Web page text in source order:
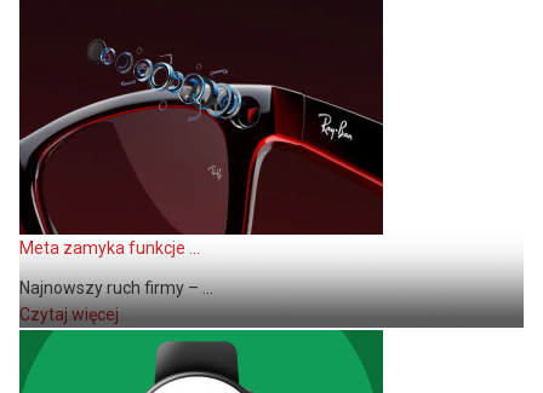
Meta zamyka funkcje ...
Najnowszy ruch firmy – ...
Czytaj więcej